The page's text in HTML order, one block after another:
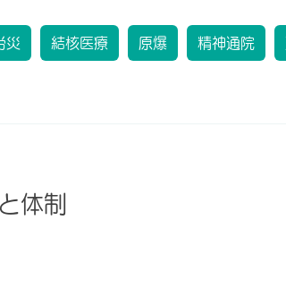
災 結核医療 原爆 精神通院
体制